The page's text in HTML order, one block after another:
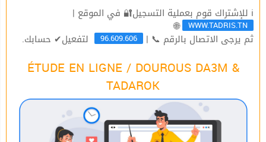
ℹ للإشتراك قوم بعملية التسجيل🔐 في الموقع |
WWW.TADRIS.TN
🌐
ثم يرجى الاتصال بالرقم 📞 | 96.609.606 لتفعيل✔ حسابك.
ÉTUDE EN LIGNE / DOUROUS DA3M &
TADAROK